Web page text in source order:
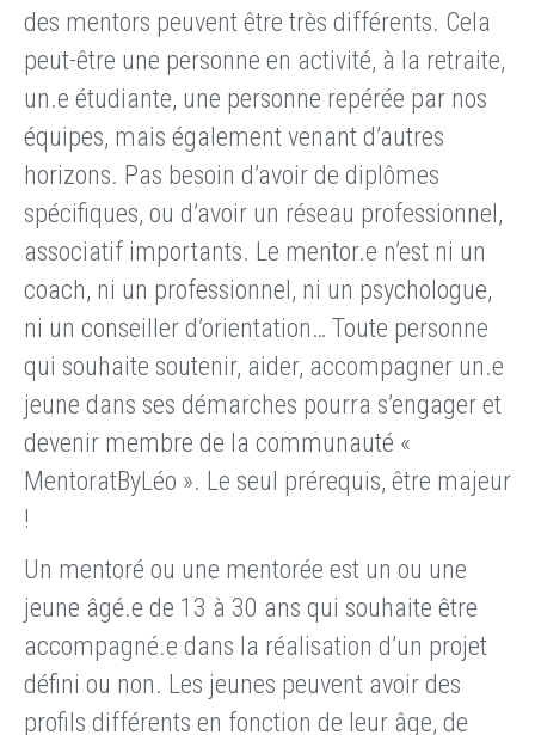
des mentors peuvent être très différents. Cela
peut-être une personne en activité, à la retraite,
un.e étudiante, une personne repérée par nos
équipes, mais également venant d’autres
horizons. Pas besoin d’avoir de diplômes
spécifiques, ou d’avoir un réseau professionnel,
associatif importants. Le mentor.e n’est ni un
coach, ni un professionnel, ni un psychologue,
ni un conseiller d’orientation… Toute personne
qui souhaite soutenir, aider, accompagner un.e
jeune dans ses démarches pourra s’engager et
devenir membre de la communauté «
MentoratByLéo ». Le seul prérequis, être majeur
!
Un mentoré ou une mentorée est un ou une
jeune âgé.e de 13 à 30 ans qui souhaite être
accompagné.e dans la réalisation d’un projet
défini ou non. Les jeunes peuvent avoir des
profils différents en fonction de leur âge, de